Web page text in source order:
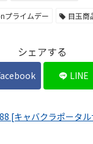
プライムデー 目玉商
シェアする
LINE
[キャバクラポータ